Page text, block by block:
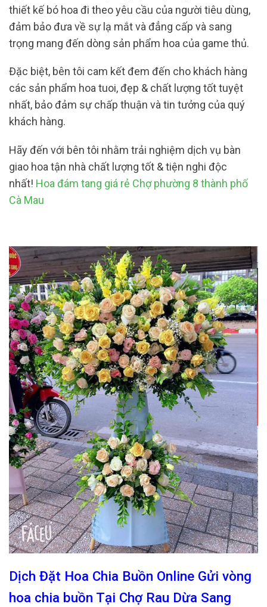
thiết kế bó hoa đi theo yêu cầu của người tiêu dùng,
đảm bảo đưa về sự lạ mắt và đẳng cấp và sang
trọng mang đến dòng sản phẩm hoa của game thủ.
Đặc biệt, bên tôi cam kết đem đến cho khách hàng
các sản phẩm hoa tuoi, đẹp & chất lượng tốt tuyệt
nhất, bảo đảm sự chấp thuận và tin tưởng của quý
khách hàng.
Hãy đến với bên tôi nhằm trải nghiệm dịch vụ bàn
giao hoa tận nhà chất lượng tốt & tiện nghi độc
nhất! Hoa đám tang giá rẻ Chợ phường 8 thành phố
Cà Mau
Dịch Đặt Hoa Chia Buồn Online Gửi vòng
hoa chia buồn Tại Chợ Rau Dừa Sang